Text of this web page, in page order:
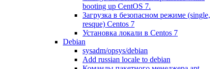
booting up CentOS 7.
Загрузка в безопасном режиме (single,
resque) Centos 7
Установка локали в Centos 7
Debian
sysadm/opsys/debian
Add russian locale to debian